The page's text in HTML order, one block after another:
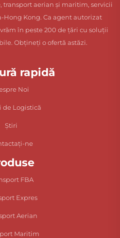
aerian și maritim, servicii
Hong Kong. Ca agent autorizat
în peste 200 de țări cu soluții
Obțineți o ofertă astăzi.
rapidă
Noi
de Logistică
Știri
ne
FBA
Expres
Aerian
Maritim